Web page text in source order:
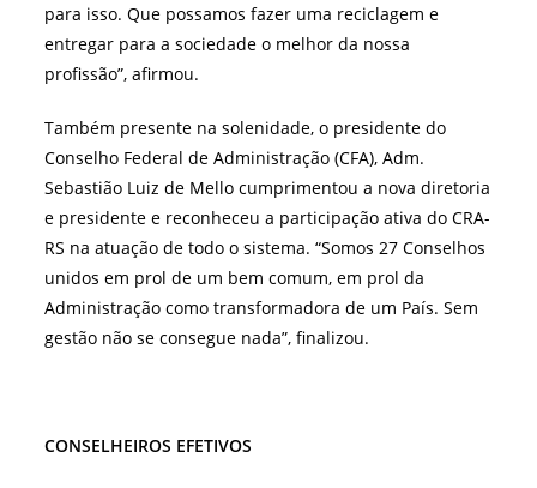
para isso. Que possamos fazer uma reciclagem e
entregar para a sociedade o melhor da nossa
profissão”, afirmou.
Também presente na solenidade, o presidente do
Conselho Federal de Administração (CFA), Adm.
Sebastião Luiz de Mello cumprimentou a nova diretoria
e presidente e reconheceu a participação ativa do CRA-
RS na atuação de todo o sistema. “Somos 27 Conselhos
unidos em prol de um bem comum, em prol da
Administração como transformadora de um País. Sem
gestão não se consegue nada”, finalizou.
CONSELHEIROS EFETIVOS